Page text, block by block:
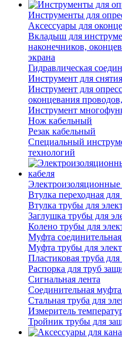
Инструменты для
Аксессуары для
Вкладыш для
наконечников,
экрана
Гидравлическая
Инструмент для
Инструмент для
оконцевания
Инструмент
Нож кабельный
Резак кабельный
Специальный
технологий
Втулка переходная
Втулка трубы для
Заглушка трубы для
Колено трубы для
Муфта
Муфта трубы для
Пластиковая труба
Распорка для труб
Сигнальная лента
Соединительная
Стальная труба для
Измеритель
Тройник трубы для